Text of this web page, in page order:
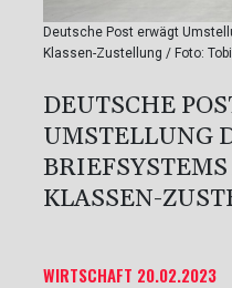
Deutsche Post erwägt
Klassen-Zustellung / Foto:
DEUTSCHE
UMSTELLUNG
KLASSEN-
WIRTSCHAFT 20.02.2023